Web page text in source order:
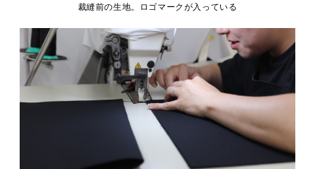
裁縫前の生地。ロゴマークが入っている